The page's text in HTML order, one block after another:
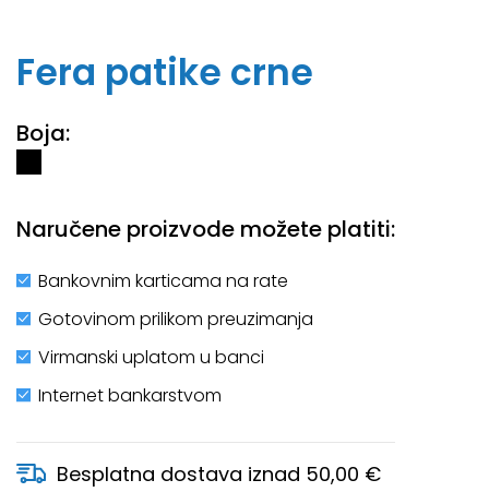
Fera patike crne
Boja:
Naručene proizvode možete platiti:
Bankovnim karticama na rate
Gotovinom prilikom preuzimanja
Virmanski uplatom u banci
Internet bankarstvom
Besplatna dostava iznad 50,00 €